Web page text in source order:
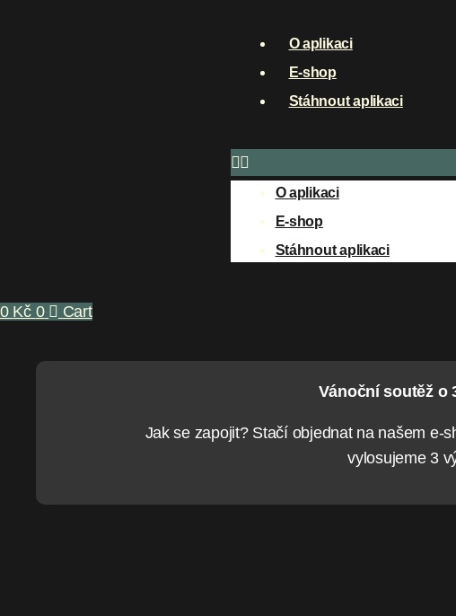
O aplikaci
E-shop
Stáhnout aplikaci
O aplikaci
E-shop
Stáhnout aplikaci
0 Kč 0 Cart
Vánoční soutěž o
Jak se zapojit? Stačí objednat na našem e-
vylosujeme 3